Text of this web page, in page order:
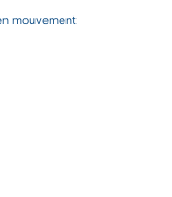
mouvement